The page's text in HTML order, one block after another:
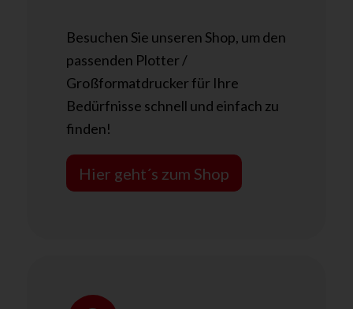
Besuchen Sie unseren Shop, um den
passenden Plotter /
Großformatdrucker für Ihre
Bedürfnisse schnell und einfach zu
finden!
Hier geht´s zum Shop